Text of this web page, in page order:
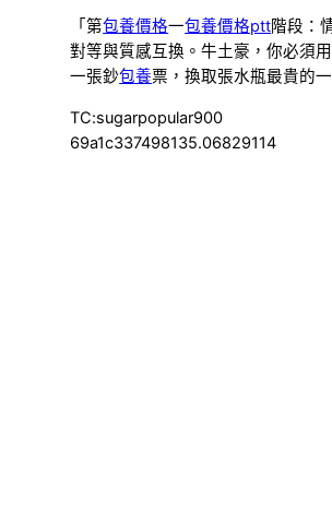
「第包養價格一包養價格ptt階段：
對等與質感互換。牛土豪，你必須
一張鈔包養票，換取張水瓶最貴的一
TC:sugarpopular900
69a1c337498135.06829114